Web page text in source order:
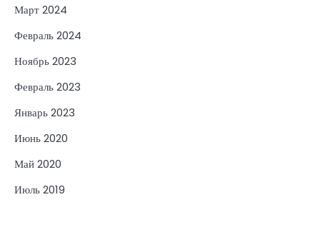
Март 2024
Февраль 2024
Ноябрь 2023
Февраль 2023
Январь 2023
Июнь 2020
Май 2020
Июль 2019